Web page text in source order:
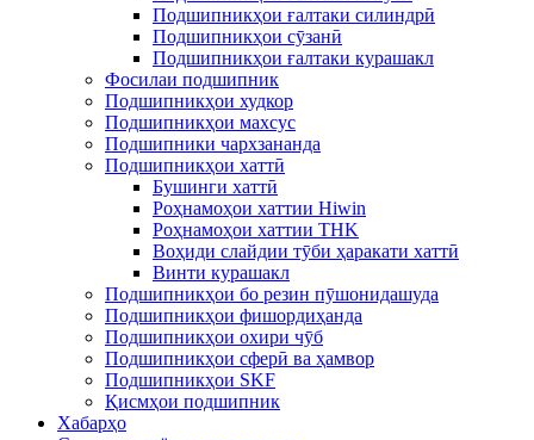
Подшипникҳои ғалтаки силиндрӣ
Подшипникҳои сӯзанӣ
Подшипникҳои ғалтаки курашакл
Фосилаи подшипник
Подшипникҳои худкор
Подшипникҳои махсус
Подшипники чархзананда
Подшипникҳои хаттӣ
Бушинги хаттӣ
Роҳнамоҳои хаттии Hiwin
Роҳнамоҳои хаттии THK
Воҳиди слайдии тӯби ҳаракати хаттӣ
Винти курашакл
Подшипникҳои бо резин пӯшонидашуда
Подшипникҳои фишордиҳанда
Подшипникҳои охири чӯб
Подшипникҳои сферӣ ва ҳамвор
Подшипникҳои SKF
Қисмҳои подшипник
Хабарҳо